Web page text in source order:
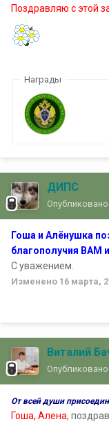
Поздравляю с этой
Награды
ДИПС
Опубликовано
Гоша и Алёнушка
благополучия ВАМ
С уважением.
Изменено 16 марта,
Виталий
Опубликовано
От всей души
Гоша, Алена,